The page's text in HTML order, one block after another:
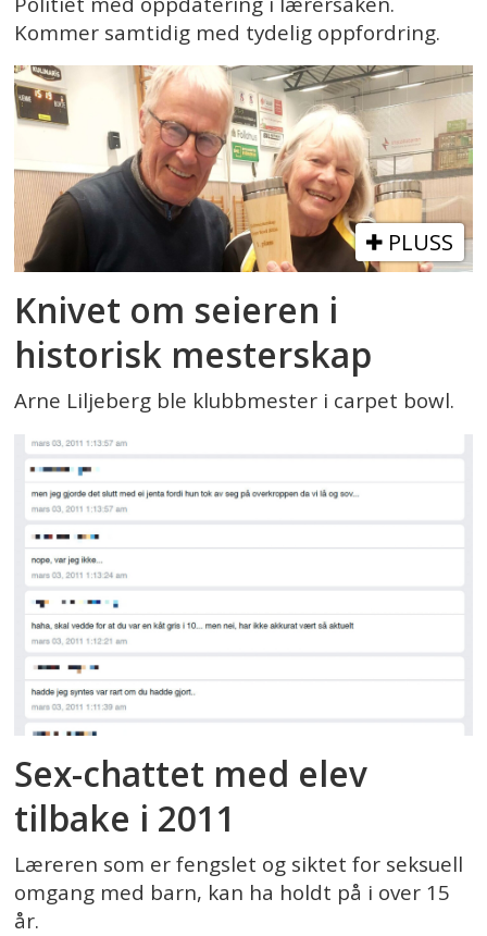
Kommer samtidig med tydelig oppfordring.
PLUSS
Knivet om seieren i
historisk mesterskap
Arne Liljeberg ble klubbmester i carpet bowl.
Sex-chattet med elev
tilbake i 2011
Læreren som er fengslet og siktet for seksuell
omgang med barn, kan ha holdt på i over 15
år.